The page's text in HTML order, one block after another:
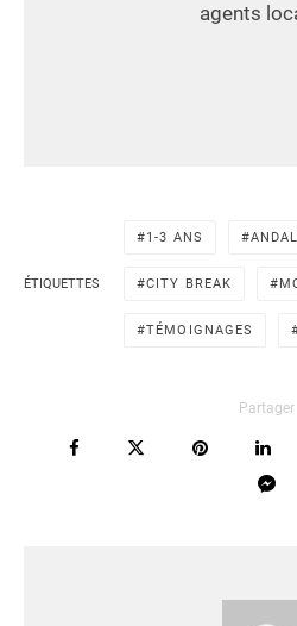
agents
ÉTIQUETTES
1-3 ANS
CITY BREAK
TÉMOIGNAGES
Partager